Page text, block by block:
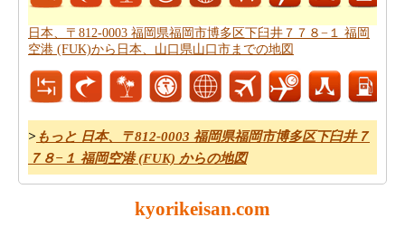
をお勧めします。
あなたは旅行のための旅行費用計算機を探しています
か。あなたは日本、〒812-0003 福岡県福岡市博多区下臼
井７７８−１ 福岡空港 (FUK)から日本、〒750-0085 彦島
とができます。
日本、〒812-0003 福岡県福岡市博多区下臼井７７８−１ 福岡
空港 (FUK)から日本、山口県山口市までの地図
> もっと 日本、〒812-0003 福岡県福岡市博多区下臼井７
７８−１ 福岡空港 (FUK) からの地図
kyorikeisan.com